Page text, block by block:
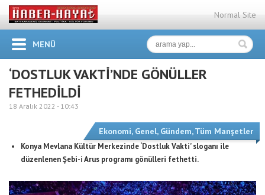
Normal Site
MENÜ
‘DOSTLUK VAKTİ’NDE GÖNÜLLER
FETHEDİLDİ
18 Aralık 2022 - 10:43
Ekonomi, Genel, Gündem,Tüm Manşetler
Konya Mevlana Kültür Merkezinde ‘Dostluk Vakti’ sloganı ile
düzenlenen Şebi-i Arus programı gönülleri fethetti.